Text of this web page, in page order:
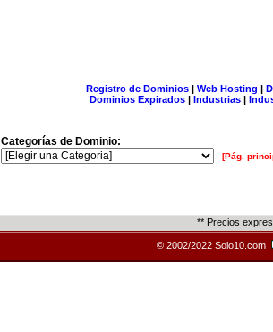
Registro de Dominios| Web Hosting |
Dominios Expirados | Industrias |
Categorías de Dominio:
[Pág.
** Precios
© 2002/2022 Solo10.com